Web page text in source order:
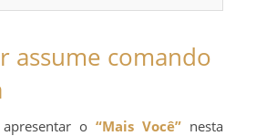
assume comando
o “Mais Você” nesta